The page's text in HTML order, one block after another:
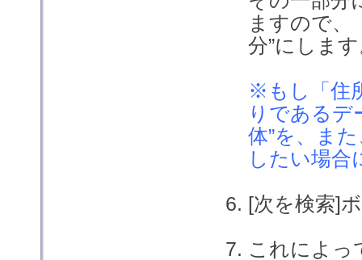
ますので、
分”にしま
※もし「住
りであるデ
体”を、ま
したい場合
[次を検索]
これによっ